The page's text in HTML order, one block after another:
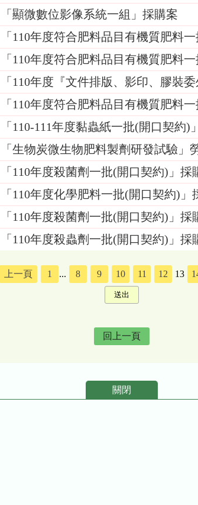
「顯微數位影像系統一組」採購案
「110年度符合肥料品目有機質肥料
「110年度符合肥料品目有機質肥料
「110年度『文件排版、影印、膠裝
「110年度符合肥料品目有機質肥料
「110-111年度黏蟲紙一批(開口契約)
「生物炭微生物肥料製劑研發試驗」
「110年度殺菌劑一批(開口契約)」採
「110年度化學肥料一批(開口契約)」
「110年度殺菌劑一批(開口契約)」採
「110年度殺蟲劑一批(開口契約)」採
上一頁 1 ... 8 9 10 11 12 13
回上一頁
關閉